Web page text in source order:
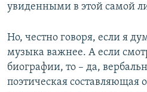
увиденными в этой самой
Но, честно говоря, если я
музыка важнее. А если
биографии, то – да,
поэтическая составляющая